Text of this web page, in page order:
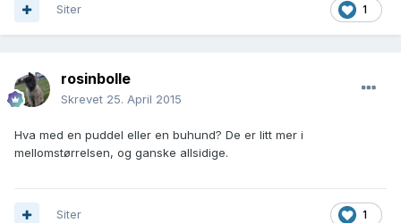
1
Siter
rosinbolle
Skrevet 25. April 2015
Hva med en puddel eller en buhund? De er litt mer i
mellomstørrelsen, og ganske allsidige.
1
Siter